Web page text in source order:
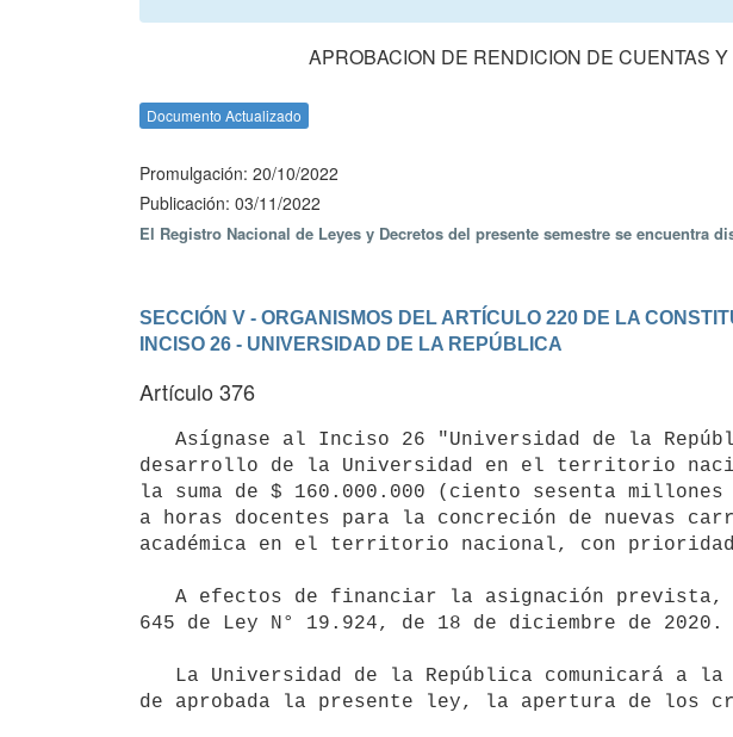
APROBACION DE RENDICION DE CUENTAS
Documento Actualizado
Promulgación: 20/10/2022
Publicación: 03/11/2022
El Registro Nacional de Leyes y Decretos del presente semestre se encuentra
SECCIÓN V - ORGANISMOS DEL ARTÍCULO 220 DE LA
INCISO 26 - UNIVERSIDAD DE LA REPÚBLICA
Artículo 376
desarrollo de la Universidad en el territorio
la suma de $ 160.000.000 (ciento sesenta
a horas docentes para la concreción de nuevas
académica en el territorio nacional, con
645 de Ley N° 19.924, de 18 de diciembre de 2020.